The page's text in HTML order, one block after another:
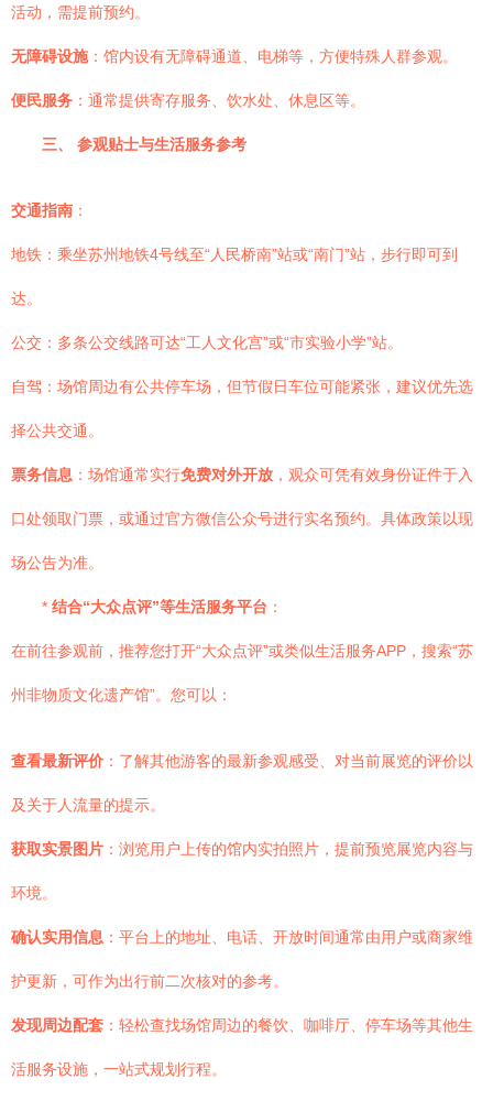
活动，需提前预约。
无障碍设施：馆内设有无障碍通道、电梯等，方便特殊人群参观。
便民服务 ：通常提供寄存服务、饮水处、休息区等。
三、 参观贴士与生活服务参考
交通指南 ：
地铁：乘坐苏州地铁4号线至“人民桥南”站或“南门”站，步行即可到
达。
公交：多条公交线路可达“工人文化宫”或“市实验小学”站。
自驾：场馆周边有公共停车场，但节假日车位可能紧张，建议优先选
择公共交通。
票务信息 ：场馆通常实行免费对外开放 ，观众可凭有效身份证件于入
口处领取门票，或通过官方微信公众号进行实名预约。具体政策以现
场公告为准。
* 结合“大众点评”等生活服务平台 ：
在前往参观前，推荐您打开“大众点评”或类似生活服务APP，搜索“苏
州非物质文化遗产馆”。您可以：
查看最新评价 ：了解其他游客的最新参观感受、对当前展览的评价以
及关于人流量的提示。
获取实景图片 ：浏览用户上传的馆内实拍照片，提前预览展览内容与
环境。
确认实用信息 ：平台上的地址、电话、开放时间通常由用户或商家维
护更新，可作为出行前二次核对的参考。
发现周边配套 ：轻松查找场馆周边的餐饮、咖啡厅、停车场等其他生
活服务设施，一站式规划行程。